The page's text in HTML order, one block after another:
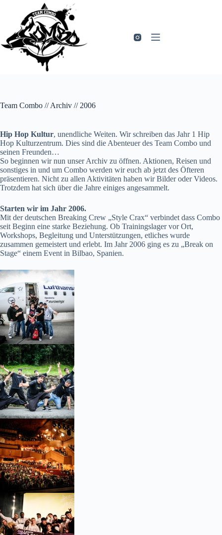
springen
Team Combo // Archiv // 2006
Hip Hop Kultur, unendliche Weiten. Wir schreiben das Jahr 1 Hip
Hop Kulturzentrum. Dies sind die Abenteuer des Team Combo und
seinen Freunden…
So beginnen wir nun unser Archiv zu öffnen. Aktionen, Reisen und
sonstiges in und um Combo werden wir euch ab jetzt des Öfteren
präsentieren. Nicht zu allen Aktivitäten haben wir Bilder oder Videos.
Trotzdem hat sich über die Jahre einiges angesammelt.
Starten wir im Jahr 2006.
Mit der deutschen Breaking Crew „Style Crax“ verbindet dass Combo
seit Beginn eine starke Beziehung. Ob Trainingslager vor Ort,
Workshops, Begleitung und Unterstützungen, etliches wurde
zusammen gemeistert und erlebt. Im Jahr 2006 ging es zu „Break on
Stage“ einem Event in Bilbao, Spanien.